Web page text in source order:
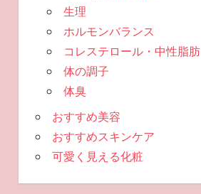
生理
ホルモンバランス
コレステロール・中性脂肪
体の調子
体臭
おすすめ美容
おすすめスキンケア
可愛く見える化粧